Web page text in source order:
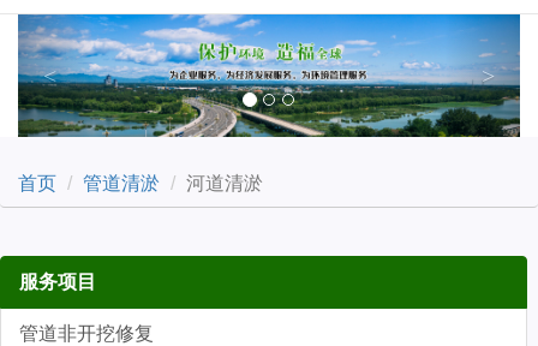
Previous Next
首页 管道清淤 河道清淤
服务项目
管道非开挖修复